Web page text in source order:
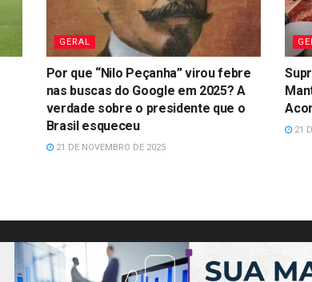
GERAL
Por que “Nilo Peçanha” virou febre
nas buscas do Google em 2025? A
verdade sobre o presidente que o
Brasil esqueceu
21 DE NOVEMBRO DE 2025
21